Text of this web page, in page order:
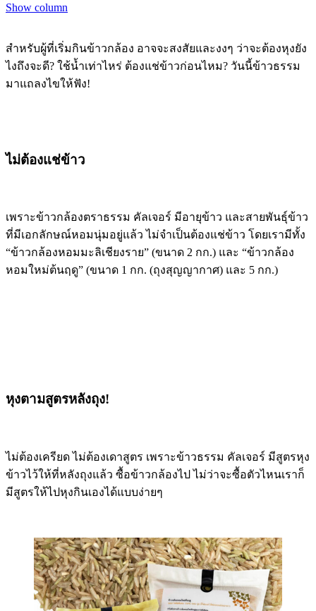
Show column
สำหรับผู้ที่เริ่มกินข้าวกล้อง อาจจะสงสัยและงงๆ ว่าจะต้องหุงยัง
ไงถึงจะดี? ใช้น้ำเท่าไหร่ ต้องแช่ข้าวก่อนไหม? วันนี้ข้าวธรรม
มาแถลงไขให้ฟัง!
ไม่ต้องแช่ข้าว
เพราะข้าวกล้องตราธรรม คัลเจอร์ มีอายุข้าว และสายพันธุ์ข้าว
ที่มีเอกลักษณ์หอมนุ่มอยู่แล้ว ไม่จำเป็นต้องแช่ข้าว โดยเรามีทั้ง
“ข้าวกล้องหอมมะลิเชียงราย” (ขนาด 2 กก.) และ “ข้าวกล้อง
หอมใหม่ต้นฤดู” (ขนาด 1 กก. (ถุงสุญญากาศ) และ 5 กก.)
หุงตามสูตรหลังถุง!
ไม่ต้องเครียด ไม่ต้องเดาสูตร เพราะข้าวธรรม คัลเจอร์ มีสูตรหุง
ข้าวไว้ให้ที่หลังถุงแล้ว ซื้อข้าวกล้องไป ไม่ว่าจะซื้อตัวไหนเราก็
มีสูตรให้ไปหุงกินเองได้แบบง่ายๆ